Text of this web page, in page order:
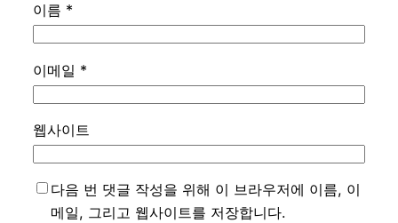
이름 *
이메일 *
웹사이트
다음 번 댓글 작성을 위해 이 브라우저에 이름, 이
메일, 그리고 웹사이트를 저장합니다.